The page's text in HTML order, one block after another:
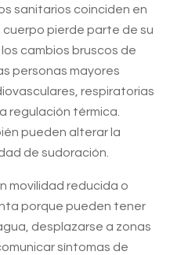
sanitarios coinciden en
cuerpo pierde parte de su
cambios bruscos de
personas mayores
respiratorias
regulación térmica.
pueden alterar la
de sudoración.
movilidad reducida o
porque pueden tener
desplazarse a zonas
síntomas de